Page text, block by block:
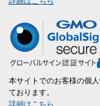
本サイトでのお客様の個
ております。
詳細はこちら